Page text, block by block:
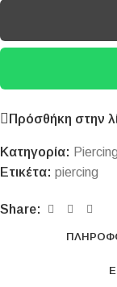
Πρόσθήκη στην
Κατηγορία: Piercing
Ετικέτα: piercing
Share: